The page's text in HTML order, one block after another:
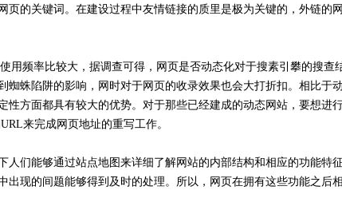
页的关键词。在建设过程中友情链接的质里是极为关键的，外链的
频率比较大，据调查可得，网页是否动态化对于搜素引攀的搜查
蜘蛛陷阱的影响，网时对于网页的收录效果也会大打折扣。相比于
性方面都具有较大的优势。对于那些已经建成的动态网站，要想进
来完成网页地址的重写工作。
们能够通过站点地图来详细了解网站的内部结构和相应的功能特
出现的间题能够得到及时的处理。所以，网页在拥有这些功能之后